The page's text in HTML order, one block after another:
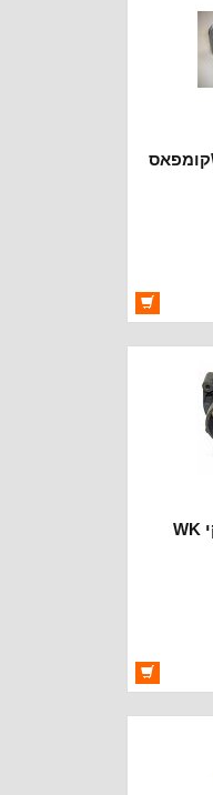
בית מצערת ג.צ'ירוקי WK